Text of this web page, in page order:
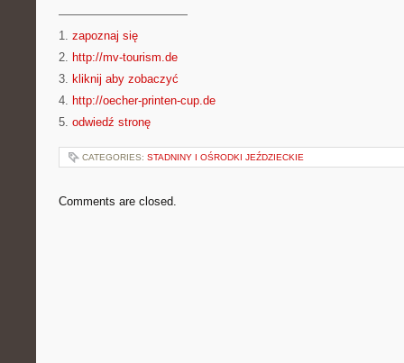
———————————
1. zapoznaj się
2. http://mv-tourism.de
3. kliknij aby zobaczyć
4. http://oecher-printen-cup.de
5. odwiedź stronę
CATEGORIES: STADNINY I OŚRODKI JEŹDZIECKIE
Comments are closed.